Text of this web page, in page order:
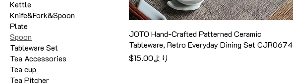
Kettle
Knife&Fork&Spoon
Plate
Spoon
Tableware Set
Tea Accessories
Tea cup
Tea Pitcher
JOTO Hand-Crafted Patterned Ceramic
Tableware, Retro Everyday Dining Set CJR0674
$15.00より
セール価格